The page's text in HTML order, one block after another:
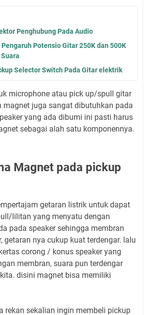
Penghubung Pada Audio
Potensio Gitar 250K dan 500K
Selector Switch Pada Gitar elektrik
microphone atau pick up/spull gitar
magnet juga sangat dibutuhkan pada
yang ada dibumi ini pasti harus
sebagai alah satu komponennya.
Magnet pada pickup
getaran listrik untuk dapat
lilitan yang menyatu dengan
pada speaker sehingga membran
getaran nya cukup kuat terdengar. lalu
corong / konus speaker yang
membran, suara pun terdengar
disini magnet bisa memiliki
rekan sekalian ingin membeli pickup